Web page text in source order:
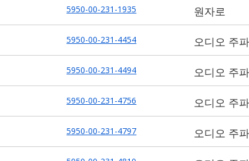
5950-00-231-1935 원자로
5950-00-231-4454 오디오 주
5950-00-231-4494 오디오 주
5950-00-231-4756 오디오 주
5950-00-231-4797 오디오 주